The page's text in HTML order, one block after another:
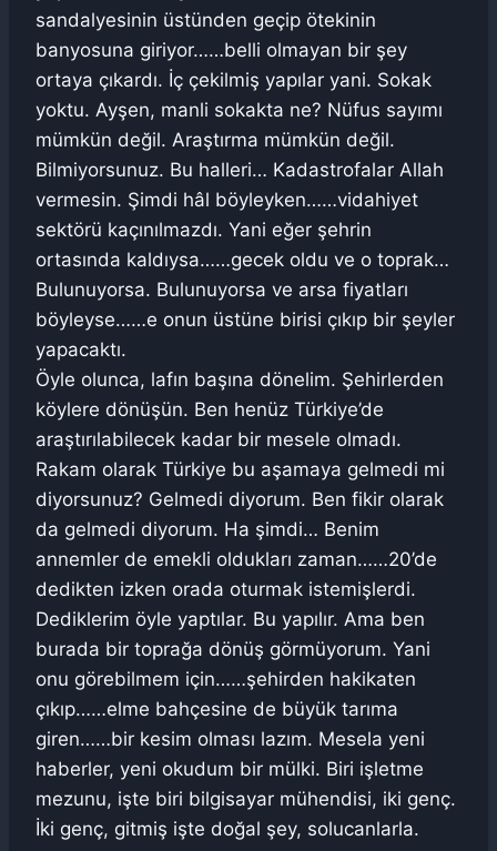
sandalyesinin üstünden geçip ötekinin
banyosuna giriyor……belli olmayan bir şey
ortaya çıkardı. İç çekilmiş yapılar yani. Sokak
yoktu. Ayşen, manli sokakta ne? Nüfus sayımı
mümkün değil. Araştırma mümkün değil.
Bilmiyorsunuz. Bu halleri… Kadastrofalar Allah
vermesin. Şimdi hâl böyleyken……vidahiyet
sektörü kaçınılmazdı. Yani eğer şehrin
ortasında kaldıysa……gecek oldu ve o toprak…
Bulunuyorsa. Bulunuyorsa ve arsa fiyatları
böyleyse……e onun üstüne birisi çıkıp bir şeyler
yapacaktı.
Öyle olunca, lafın başına dönelim. Şehirlerden
köylere dönüşün. Ben henüz Türkiye’de
araştırılabilecek kadar bir mesele olmadı.
Rakam olarak Türkiye bu aşamaya gelmedi mi
diyorsunuz? Gelmedi diyorum. Ben fikir olarak
da gelmedi diyorum. Ha şimdi… Benim
annemler de emekli oldukları zaman……20’de
dedikten izken orada oturmak istemişlerdi.
Dediklerim öyle yaptılar. Bu yapılır. Ama ben
burada bir toprağa dönüş görmüyorum. Yani
onu görebilmem için……şehirden hakikaten
çıkıp……elme bahçesine de büyük tarıma
giren……bir kesim olması lazım. Mesela yeni
haberler, yeni okudum bir mülki. Biri işletme
mezunu, işte biri bilgisayar mühendisi, iki genç.
İki genç, gitmiş işte doğal şey, solucanlarla.